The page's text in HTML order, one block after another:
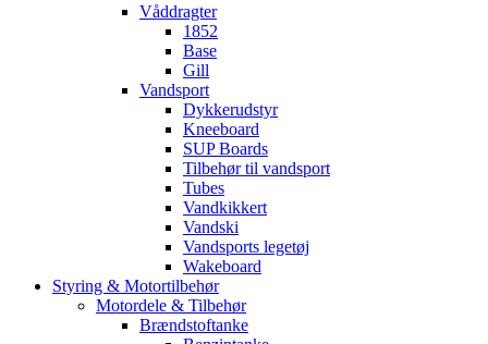
Våddragter
1852
Base
Gill
Vandsport
Dykkerudstyr
Kneeboard
SUP Boards
Tilbehør til vandsport
Tubes
Vandkikkert
Vandski
Vandsports legetøj
Wakeboard
Styring & Motortilbehør
Motordele & Tilbehør
Brændstoftanke